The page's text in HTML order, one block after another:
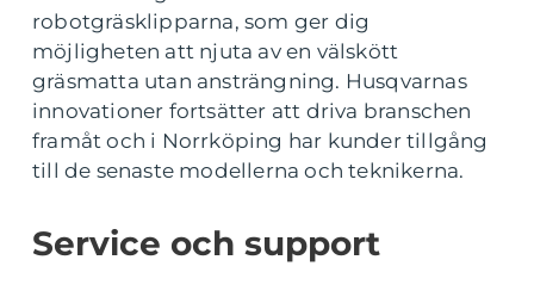
robotgräsklipparna, som ger dig
möjligheten att njuta av en välskött
gräsmatta utan ansträngning. Husqvarnas
innovationer fortsätter att driva branschen
framåt och i Norrköping har kunder tillgång
till de senaste modellerna och teknikerna.
Service och support